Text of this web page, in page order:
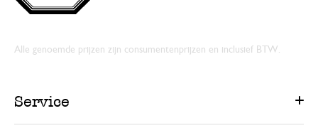
Alle genoemde prijzen zijn consumentenprijzen en inclusief BTW.
Service